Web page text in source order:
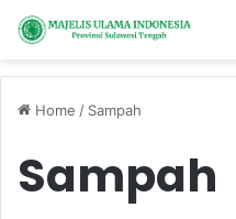
Home / Sampah
Sampah